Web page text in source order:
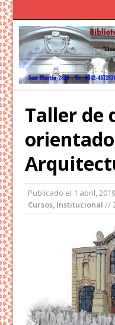
Taller de
Publicado el 1 abril, 2019
Cursos Institucional //